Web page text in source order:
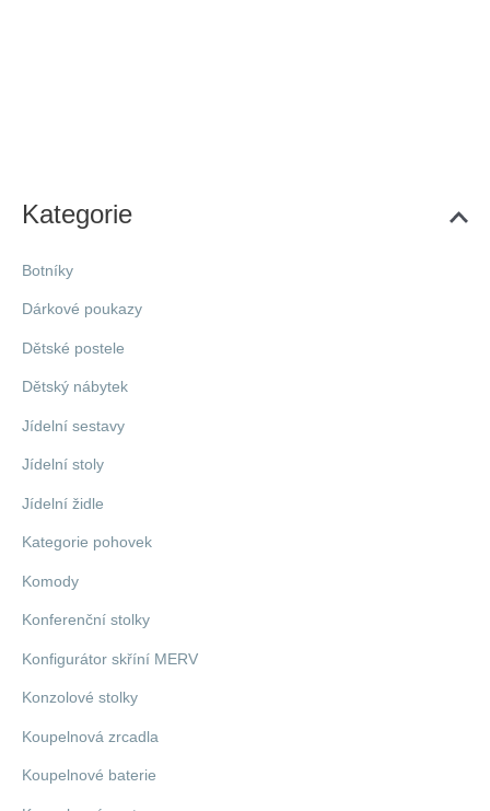
Kategorie
Botníky
Dárkové poukazy
Dětské postele
Dětský nábytek
Jídelní sestavy
Jídelní stoly
Jídelní židle
Kategorie pohovek
Komody
Konferenční stolky
Konfigurátor skříní MERV
Konzolové stolky
Koupelnová zrcadla
Koupelnové baterie